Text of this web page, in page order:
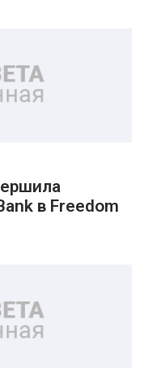
в Freedom